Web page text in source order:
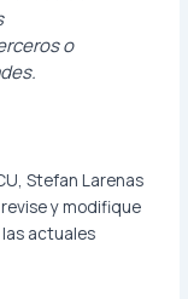
o
Stefan Larenas
y modifique
actuales